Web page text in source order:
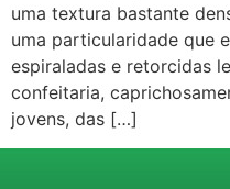
uma textura bastante
uma particularidade que
espiraladas e retorcidas
confeitaria,
jovens, das […]